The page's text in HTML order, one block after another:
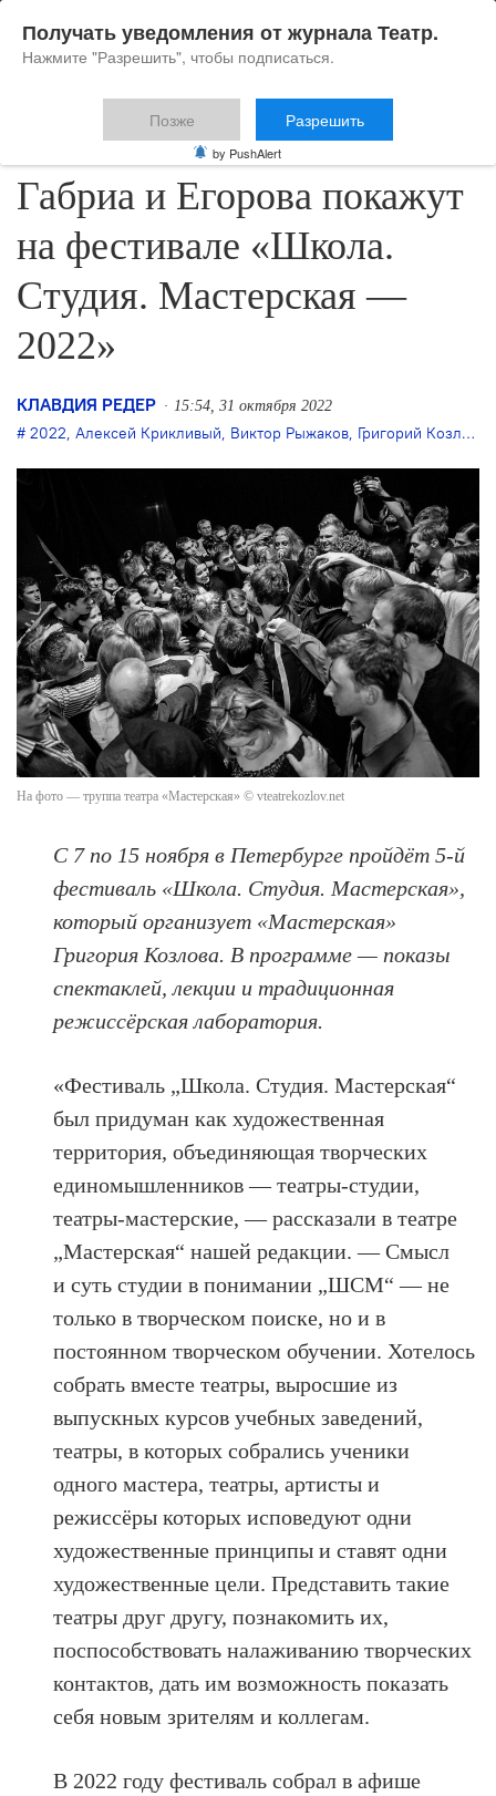
Спектакли Козлова,
Габриа и Егорова покажут
на фестивале «Школа.
Студия. Мастерская —
2022»
КЛАВДИЯ РЕДЕР 15:54, 31 октября 2022
2022, Алексей Крикливый, Виктор Рыжаков, Григорий Козлов
На фото — труппа театра «Мастерская» © vteatrekozlov.net
С 7 по 15 ноября в Петербурге пройдёт 5-й
фестиваль «Школа. Студия. Мастерская»,
который организует «Мастерская»
Григория Козлова. В программе — показы
спектаклей, лекции и традиционная
режиссёрская лаборатория.
«Фестиваль „Школа. Студия. Мастерская“
был придуман как художественная
территория, объединяющая творческих
единомышленников — театры-студии,
театры-мастерские, — рассказали в театре
„Мастерская“ нашей редакции. — Смысл
и суть студии в понимании „ШСМ“ — не
только в творческом поиске, но и в
постоянном творческом обучении. Хотелось
собрать вместе театры, выросшие из
выпускных курсов учебных заведений,
театры, в которых собрались ученики
одного мастера, театры, артисты и
режиссёры которых исповедуют одни
художественные принципы и ставят одни
художественные цели. Представить такие
театры друг другу, познакомить их,
поспособствовать налаживанию творческих
контактов, дать им возможность показать
себя новым зрителям и коллегам.
В 2022 году фестиваль собрал в афише
Получать уведомления от журнала Театр.
Нажмите "Разрешить", чтобы подписаться.
Позже Разрешить
by PushAlert